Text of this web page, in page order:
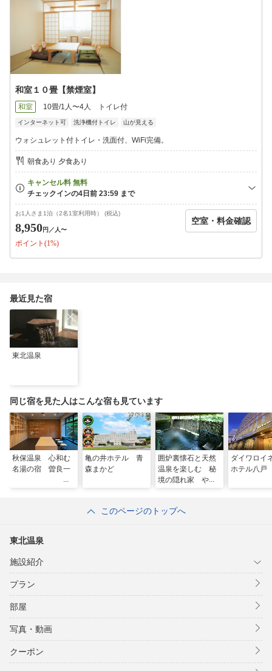
小学校4〜6年生・・・大人に準じた食事（数品少ない程度）
小学校1〜3年生・未就学児・・・お子様ランチ程度
内容：和食膳
会場：食堂
時間：07：00〜08：30
■客室
仕様：和室１０畳〔バスなし・トイレ付〕
定員：1名〜4名
●現地でのお支払について
ます。カードでの支払いをご希望の際は、予約時に楽天トラベル
■■■ 植物性モール温泉のモールって？■■■
ドイツ語で「亜炭」のことをいいます。 その亜炭層を通過して
湧出する温泉を「モール温泉」と呼びます。モール温泉は、かつ
ては世界でもドイツ南西部・バーデンバーデン地方と北海道・十
勝川温泉の２ヶ所しかない！といわれていましたが、掘削技術の
■■■ 当温泉の効能 ■■■
神経痛・疲労回復・皮膚病等
和室１０畳【禁煙室】
和室 10畳/1人〜4人 トイレ付
インターネット可 洗浄機付トイレ 山が見える
ウォシュレット付トイレ・洗面付、WiFi完備。
朝食あり 夕食あり
お1人さま1泊（2名1室利用時） (税込)
8,950円 ／人〜
ポイント(1%)
空室・料金確認
最近見た宿
東北温泉
同じ宿を見た人はこんな宿も見ています
秋保温泉 心和む
名湯の宿 曽良一
亀の井ホテル 青
森まかど
囲炉裏懐石と天然
温泉を楽しむ 秘
境の隠れ家 やま
ダイワロイ
ホテル八戸
このページのトップへ
東北温泉
施設紹介
プラン
部屋
写真・動画
クーポン